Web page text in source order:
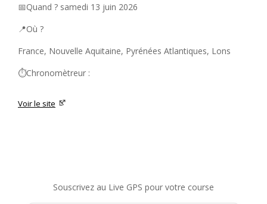
📅Quand ? samedi 13 juin 2026
📍Où ?
France, Nouvelle Aquitaine, Pyrénées Atlantiques, Lons
⏱️Chronomètreur :
Voir le site
Souscrivez au Live GPS pour votre course